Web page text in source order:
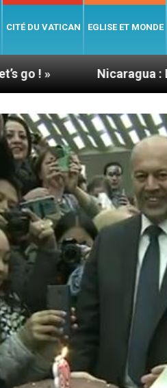
CITÉ DU VATICAN EGLISE ET MONDE
Nicaragua : L’ONU exige